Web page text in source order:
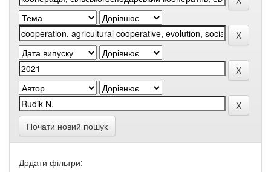
Почати новий пошук
Додати фільтри: